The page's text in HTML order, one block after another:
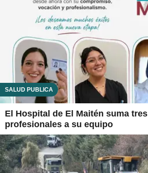
SALUD PÚBLICA
El Hospital de El Maitén suma tres
profesionales a su equipo